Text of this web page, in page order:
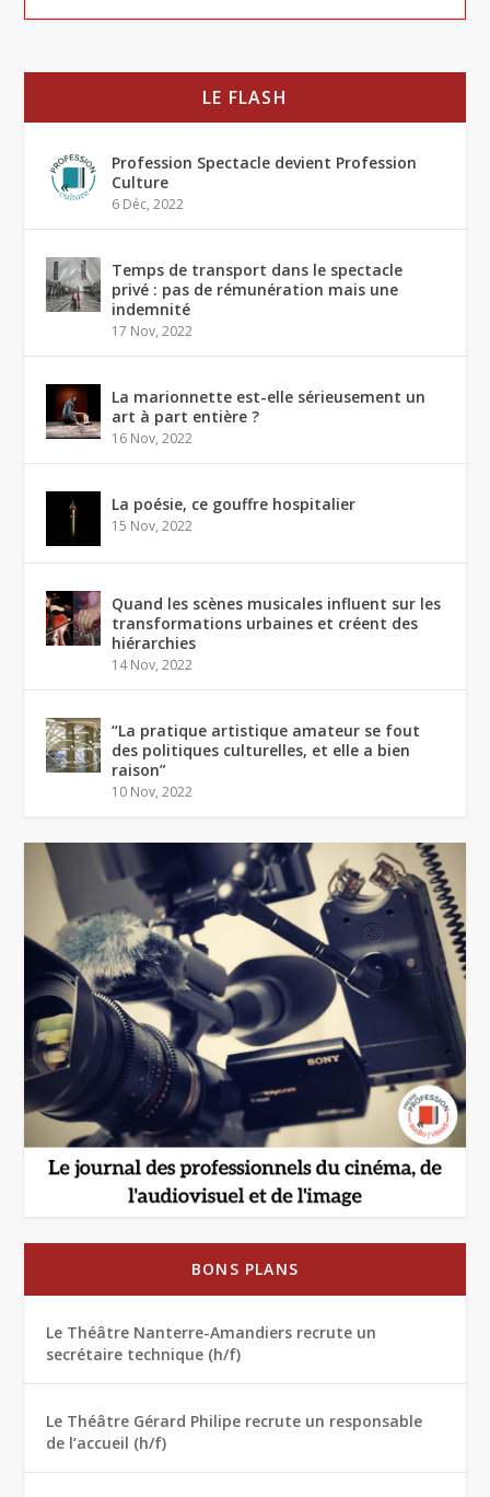
LE FLASH
Profession Spectacle devient Profession
Culture
6 Déc, 2022
Temps de transport dans le spectacle
privé : pas de rémunération mais une
indemnité
17 Nov, 2022
La marionnette est-elle sérieusement un
art à part entière ?
16 Nov, 2022
La poésie, ce gouffre hospitalier
15 Nov, 2022
Quand les scènes musicales influent sur les
transformations urbaines et créent des
hiérarchies
14 Nov, 2022
“La pratique artistique amateur se fout
des politiques culturelles, et elle a bien
raison”
10 Nov, 2022
BONS PLANS
Le Théâtre Nanterre-Amandiers recrute un
secrétaire technique (h/f)
Le Théâtre Gérard Philipe recrute un responsable
de l’accueil (h/f)